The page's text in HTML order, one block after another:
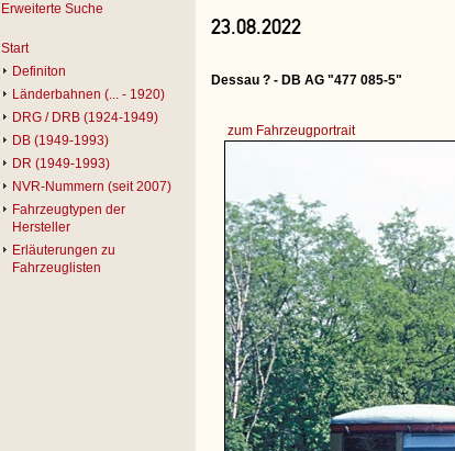
Erweiterte Suche
Start
Definiton
Länderbahnen (... - 1920)
DRG / DRB (1924-1949)
DB (1949-1993)
DR (1949-1993)
NVR-Nummern (seit 2007)
Fahrzeugtypen der
Hersteller
Erläuterungen zu
Fahrzeuglisten
23.08.2022
Dessau ? - DB AG "477 085-5"
zum Fahrzeugportrait